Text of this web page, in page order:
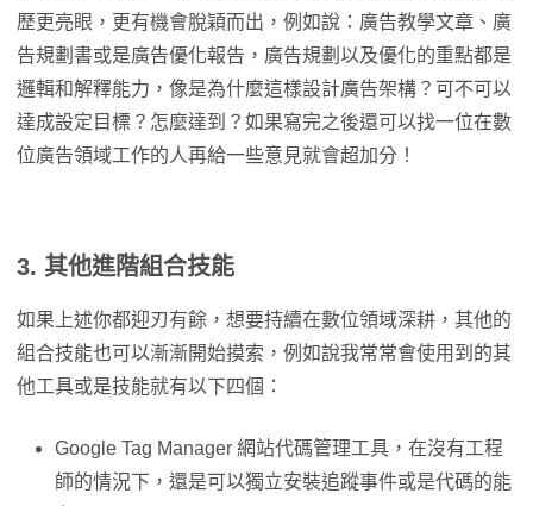
歷更亮眼，更有機會脫穎而出，例如說：廣告教學文章、廣
告規劃書或是廣告優化報告，廣告規劃以及優化的重點都是
邏輯和解釋能力，像是為什麼這樣設計廣告架構？可不可以
達成設定目標？怎麼達到？如果寫完之後還可以找一位在數
位廣告領域工作的人再給一些意見就會超加分！
3. 其他進階組合技能
如果上述你都迎刃有餘，想要持續在數位領域深耕，其他的
組合技能也可以漸漸開始摸索，例如說我常常會使用到的其
他工具或是技能就有以下四個：
Google Tag Manager 網站代碼管理工具，在沒有工程
師的情況下，還是可以獨立安裝追蹤事件或是代碼的能